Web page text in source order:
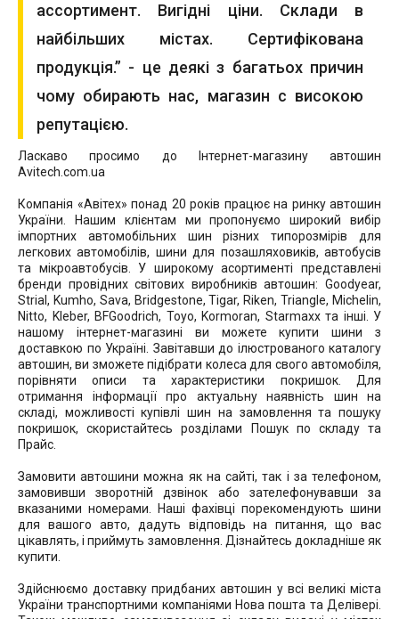
ассортимент. Вигідні ціни. Склади в
найбільших містах. Сертифікована
продукція.” - це деякі з багатьох причин
чому обирають нас, магазин с високою
репутацією.
Ласкаво просимо до Інтернет-магазину автошин
Avitech.com.ua
Компанія «Авітех» понад 20 років працює на ринку автошин
України. Нашим клієнтам ми пропонуємо широкий вибір
імпортних автомобільних шин різних типорозмірів для
легкових автомобілів, шини для позашляховиків, автобусів
та мікроавтобусів. У широкому асортименті представлені
бренди провідних світових виробників автошин: Goodyear,
Strial, Kumho, Sava, Bridgestone, Tigar, Riken, Triangle, Michelin,
Nitto, Kleber, BFGoodrich, Toyo, Kormoran, Starmaxx та інші. У
нашому інтернет-магазині ви можете купити шини з
доставкою по Україні. Завітавши до ілюстрованого каталогу
автошин, ви зможете підібрати колеса для свого автомобіля,
порівняти описи та характеристики покришок. Для
отримання інформації про актуальну наявність шин на
складі, можливості купівлі шин на замовлення та пошуку
покришок, скористайтесь розділами Пошук по складу та
Прайс.
Замовити автошини можна як на сайті, так і за телефоном,
замовивши зворотній дзвінок або зателефонувавши за
вказаними номерами. Наші фахівці порекомендують шини
для вашого авто, дадуть відповідь на питання, що вас
цікавлять, і приймуть замовлення. Дізнайтесь докладніше як
купити.
Здійснюємо доставку придбаних автошин у всі великі міста
України транспортними компаніями Нова пошта та Делівері.